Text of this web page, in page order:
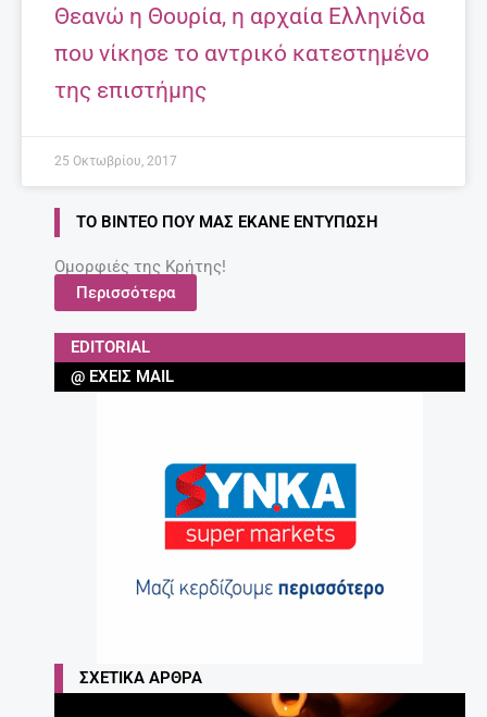
Θεανώ η Θουρία, η αρχαία Ελληνίδα
που νίκησε το αντρικό κατεστημένο
της επιστήμης
25 Οκτωβρίου, 2017
ΤΟ ΒΊΝΤΕΟ ΠΟΥ ΜΑΣ ΈΚΑΝΕ ΕΝΤΎΠΩΣΗ
Ομορφιές της Κρήτης!
Περισσότερα
EDITORIAL
@ ΈΧΕΙΣ MAIL
ΣΧΕΤΙΚΆ ΆΡΘΡΑ